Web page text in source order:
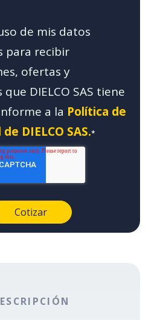
de mis datos
para recibir
ofertas y
DIELCO SAS tiene
a la Política de
DIELCO SAS.*